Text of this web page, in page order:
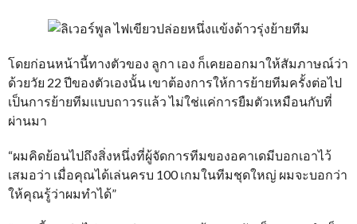
โดยก่อนหน้านี้ทางตัวของ ลูกา เอง ก็เคยออกมาให้สัมภาษณ์ว่า
ด้วยวัย 22 ปีของตัวเองนั้น เขาต้องการให้การย้ายทีมครั้งต่อไป
เป็นการย้ายทีมแบบถาวรแล้ว ไม่ใช่แค่การยืมตัวเหมือนกับที่
ผ่านมา
“ผมคิดย้อนไปถึงสิ่งหนึ่งที่ผู้จัดการทีมของอคาเดมีบอกเอาไว้
เสมอว่า เมื่อคุณได้เล่นครบ 100 เกมในทีมชุดใหญ่ ผมจะบอกว่า
ให้คุณรู้ว่าผมทำได้”